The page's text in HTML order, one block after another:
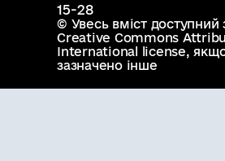
15-28
© Увесь вміст доступний
Creative Commons
International license,
зазначено інше